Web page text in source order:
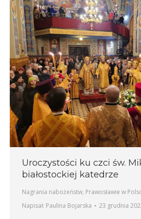
Uroczystości ku czci św.
białostockiej katedrze
Nagrania nabożeństw, Prawosławie w
Napisał: Paulina Bojarska 23 grudnia